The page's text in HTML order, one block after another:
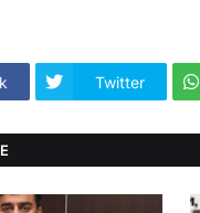
Twitter